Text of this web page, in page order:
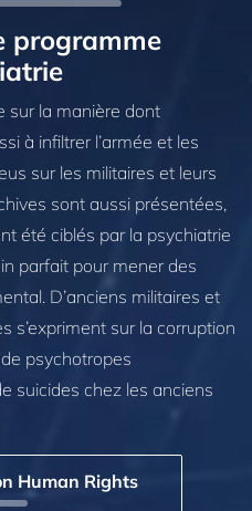
programme
sur la manière dont
à infiltrer l’armée et les
sur les militaires et leurs
sont aussi présentées,
été ciblés par la psychiatrie
parfait pour mener des
D’anciens militaires et
s’expriment sur la corruption
psychotropes
suicides chez les anciens
Human Rights